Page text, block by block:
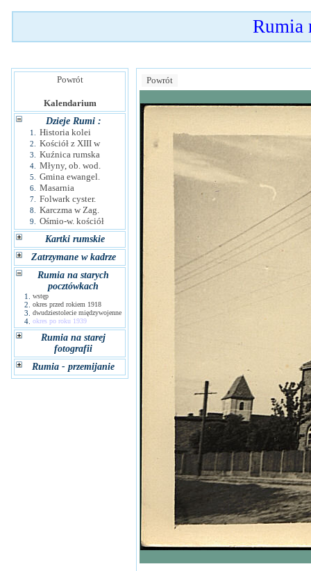
Rumia
Powrót
Kalendarium
Dzieje Rumi :
1. Historia kolei
2. Kościół z XIII w
3. Kuźnica rumska
4. Młyny, ob. wod.
5. Gmina ewangel.
6. Masarnia
7. Folwark cyster.
8. Karczma w Zag.
9.
Ośmio-w. kościół
Kartki rumskie
Zatrzymane w kadrze
Rumia na starych
pocztówkach
1. wstęp
2. okres przed rokiem 1918
3. dwudziestolecie międzywojenne
4. okres po roku 1939
Rumia na starej
fotografii
Rumia - przemijanie
Powrót